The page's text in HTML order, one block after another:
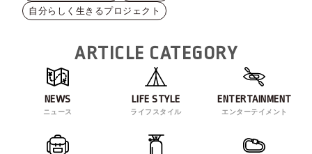
自分らしく生きるプロジェクト
ARTICLE CATEGORY
NEWS
ニュース
LIFE STYLE
ライフスタイル
ENTERTAINMENT
エンターテイメント